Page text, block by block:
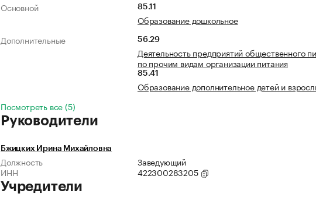
Основной 85.11
Образование дошкольное
Дополнительные
56.29
Деятельность предприятий общественного
по прочим видам организации питания
85.41
Образование дополнительное детей и
Посмотреть все (5)
Руководители
Бжицких Ирина Михайловна
Должность
Заведующий
ИНН
422300283205
Учредители